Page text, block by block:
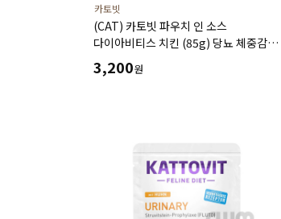
카토빗
(CAT) 카토빗 파우치 인 소스
다이아비티스 치킨 (85g) 당뇨 체중감량
저칼로리 포만감유지 지방 연소 근육
유지에 도움
3,200원